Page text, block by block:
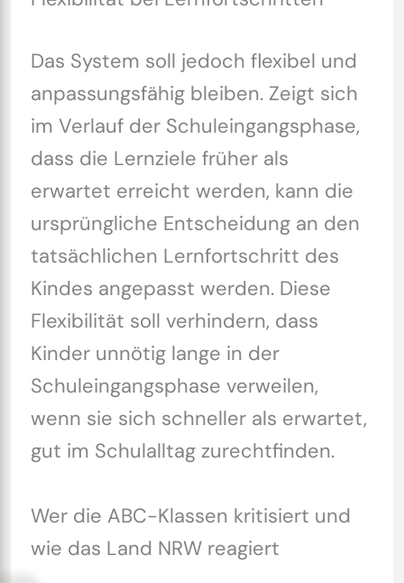
Das System soll jedoch flexibel und
anpassungsfähig bleiben. Zeigt sich
im Verlauf der Schuleingangsphase,
dass die Lernziele früher als
erwartet erreicht werden, kann die
ursprüngliche Entscheidung an den
tatsächlichen Lernfortschritt des
Kindes angepasst werden. Diese
Flexibilität soll verhindern, dass
Kinder unnötig lange in der
Schuleingangsphase verweilen,
wenn sie sich schneller als erwartet,
gut im Schulalltag zurechtfinden.
Wer die ABC-Klassen kritisiert und
wie das Land NRW reagiert